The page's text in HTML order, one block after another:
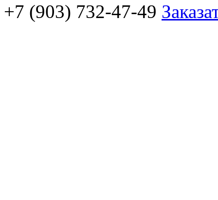
+7 (903) 732-47-49